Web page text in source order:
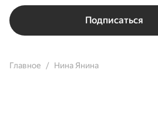
Подписаться
Главное Нина Янина